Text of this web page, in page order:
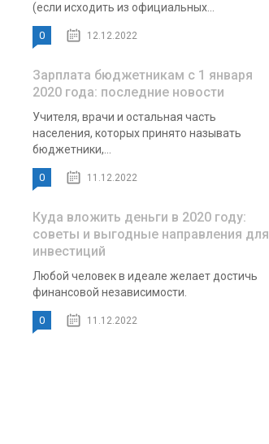
(если исходить из официальных...
0 12.12.2022
Зарплата бюджетникам с 1 января
2020 года: последние новости
Учителя, врачи и остальная часть
населения, которых принято называть
бюджетники,...
0 11.12.2022
Куда вложить деньги в 2020 году:
советы и выгодные направления для
инвестиций
Любой человек в идеале желает достичь
финансовой независимости.
0 11.12.2022